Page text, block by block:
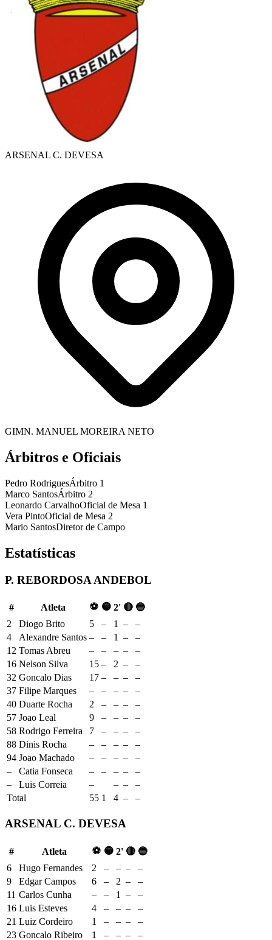
ARSENAL C. DEVESA
GIMN. MANUEL MOREIRA NETO
Árbitros e Oficiais
Pedro RodriguesÁrbitro 1
Marco SantosÁrbitro 2
Leonardo CarvalhoOficial de Mesa 1
Vera PintoOficial de Mesa 2
Mario SantosDiretor de Campo
Estatísticas
P. REBORDOSA ANDEBOL
# Atleta ⚽ 🟡 2' 🔴 🔵
2
Diogo Brito 5 – 1 –
–
4
Alexandre Santos – – 1 –
–
12 Tomas Abreu – – – –
–
16 Nelson Silva 15 – 2 –
–
32 Goncalo Dias 17 – – –
–
37 Filipe Marques – – – –
–
40 Duarte Rocha 2 – – –
–
57 Joao Leal 9 – – –
–
58 Rodrigo Ferreira 7 – – –
–
88 Dinis Rocha – – – –
–
94 Joao Machado – – – –
–
–
Catia Fonseca – – – –
–
–
Luis Correia – – –
–
Total
55 1 4 – –
ARSENAL C. DEVESA
# Atleta ⚽ 🟡 2' 🔴 🔵
6
Hugo Fernandes 2 – – –
–
9
Edgar Campos 6 – 2 –
–
11 Carlos Cunha – – 1 –
–
16 Luis Esteves 4 – – –
–
21 Luiz Cordeiro 1 – – –
–
23 Goncalo Ribeiro 1 – – – –